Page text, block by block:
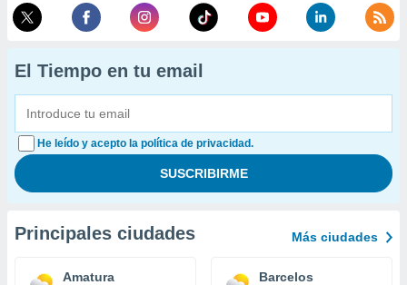
El Tiempo en tu email
He leído y acepto la política de privacidad.
Principales ciudades Más ciudades
Amatura Barcelos